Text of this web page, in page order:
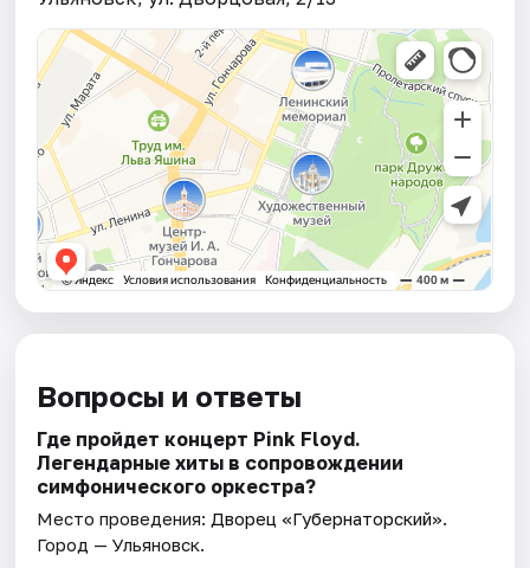
Вопросы и ответы
Где пройдет концерт Pink Floyd.
Легендарные хиты в сопровождении
симфонического оркестра?
Место проведения: Дворец «Губернаторский».
Город — Ульяновск.